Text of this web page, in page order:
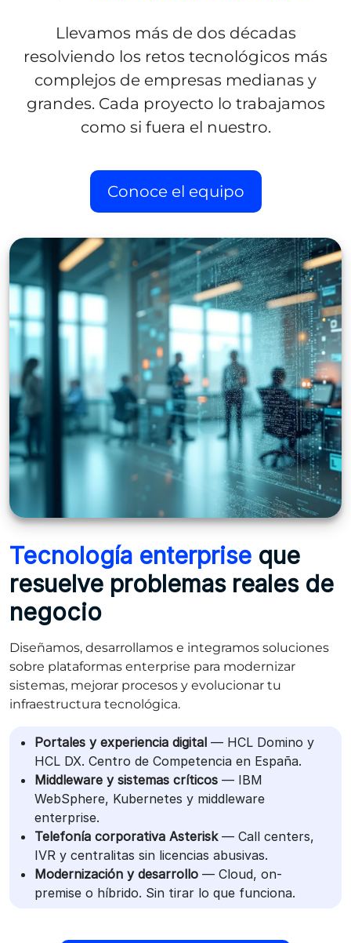
Llevamos más de dos décadas
resolviendo los retos tecnológicos más
complejos de empresas medianas y
grandes. Cada proyecto lo trabajamos
como si fuera el nuestro.
Conoce el equipo
Tecnología enterprise que
resuelve problemas reales de
negocio
Diseñamos, desarrollamos e integramos soluciones
sobre plataformas enterprise para modernizar
sistemas, mejorar procesos y evolucionar tu
infraestructura tecnológica.
Portales y experiencia digital — HCL Domino y
HCL DX. Centro de Competencia en España.
Middleware y sistemas críticos — IBM
WebSphere, Kubernetes y middleware
enterprise.
Telefonía corporativa Asterisk— Call centers,
IVR y centralitas sin licencias abusivas.
Modernización y desarrollo — Cloud, on-
premise o híbrido. Sin tirar lo que funciona.